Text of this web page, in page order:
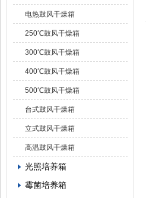
电热鼓风干燥箱
250℃鼓风干燥箱
300℃鼓风干燥箱
400℃鼓风干燥箱
500℃鼓风干燥箱
台式鼓风干燥箱
立式鼓风干燥箱
高温鼓风干燥箱
光照培养箱
霉菌培养箱